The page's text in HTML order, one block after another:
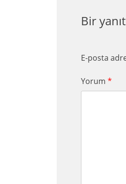
Bir
E-posta
Yorum *